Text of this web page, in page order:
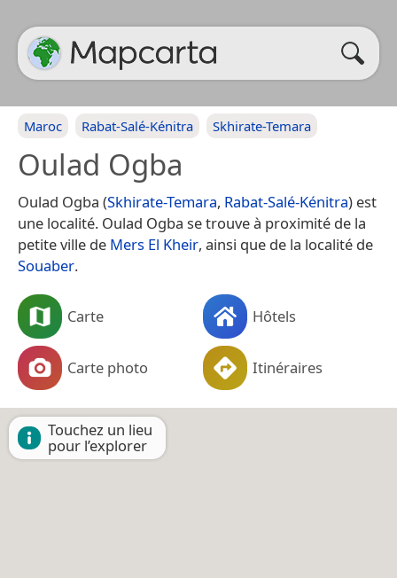
Maroc Rabat-Salé-Kénitra Skhirate-Temara
Oulad Ogba
Oulad Ogba (Skhirate-Temara, Rabat-Salé-Kénitra) est
une localité. Oulad Ogba se trouve à proximité de la
petite ville de Mers El Kheir, ainsi que de la localité de
Souaber.
Carte Hôtels
Carte photo Itinéraires
Touchez un lieu
pour l’explorer